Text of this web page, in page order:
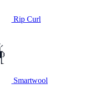
Rip Curl
Smartwool